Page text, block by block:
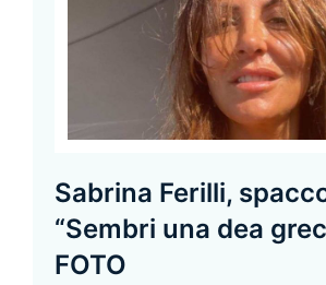
Sabrina Ferilli,
“Sembri una dea
FOTO